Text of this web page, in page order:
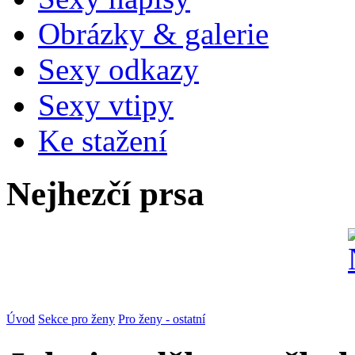
Obrázky & galerie
Sexy odkazy
Sexy vtipy
Ke stažení
Nejhezčí prsa
Úvod Sekce pro ženy Pro ženy - ostatní